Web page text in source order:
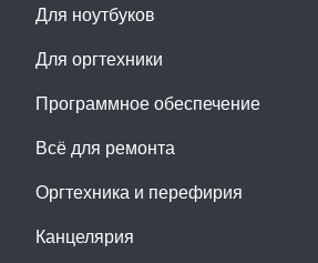
Для ноутбуков
Для оргтехники
Программное обеспечение
Всё для ремонта
Оргтехника и перефирия
Канцелярия